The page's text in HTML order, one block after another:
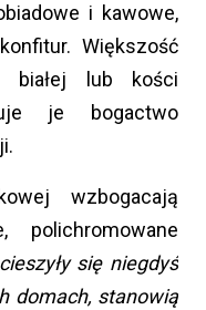
i kawowe,
Większość
białej lub kości
je bogactwo
wzbogacają
polichromowane
się niegdyś
domach, stanowią